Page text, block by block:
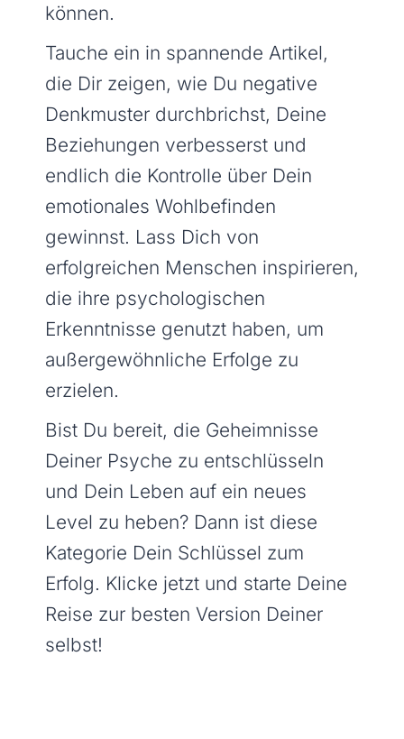
können.
Tauche ein in spannende Artikel,
die Dir zeigen, wie Du negative
Denkmuster durchbrichst, Deine
Beziehungen verbesserst und
endlich die Kontrolle über Dein
emotionales Wohlbefinden
gewinnst. Lass Dich von
erfolgreichen Menschen inspirieren,
die ihre psychologischen
Erkenntnisse genutzt haben, um
außergewöhnliche Erfolge zu
erzielen.
Bist Du bereit, die Geheimnisse
Deiner Psyche zu entschlüsseln
und Dein Leben auf ein neues
Level zu heben? Dann ist diese
Kategorie Dein Schlüssel zum
Erfolg. Klicke jetzt und starte Deine
Reise zur besten Version Deiner
selbst!